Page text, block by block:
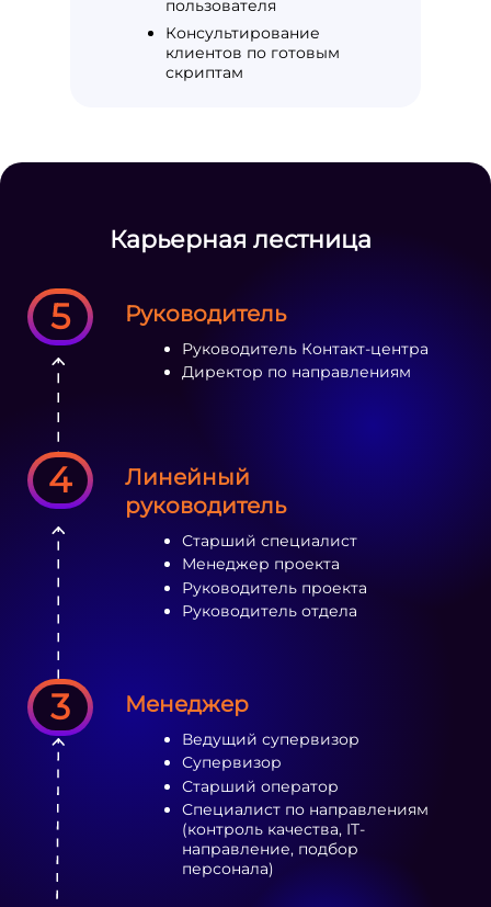
пользователя
Консультирование
клиентов по готовым
скриптам
Карьерная лестница
3
4
5
Менеджер
Ведущий супервизор
Супервизор
Старший оператор
Специалист по направлениям
(контроль качества, IT-
направление, подбор
персонала)
Линейный
руководитель
Старший специалист
Менеджер проекта
Руководитель проекта
Руководитель отдела
Руководитель
Руководитель Контакт-центра
Директор по направлениям